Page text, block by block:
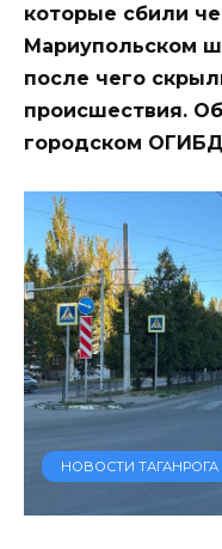
которые сбили
Мариупольском
после чего
происшествия.
городском
НОВОСТИ ТАГАНРОГА